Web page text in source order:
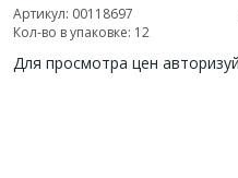
Артикул: 00118697
Кол-во в упаковке: 12
Для просмотра цен